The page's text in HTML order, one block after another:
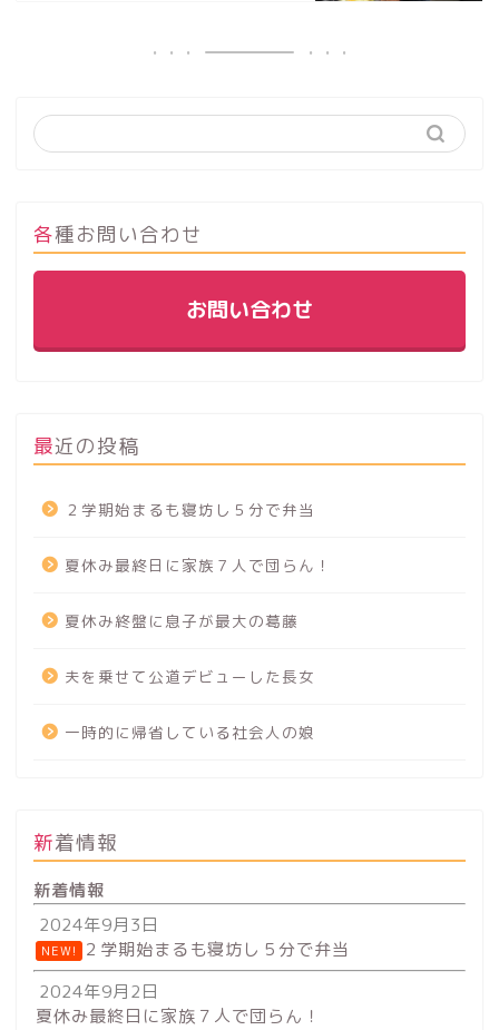
各種お問い合わせ
お問い合わせ
最近の投稿
２学期始まるも寝坊し５分で弁当
夏休み最終日に家族７人で団らん！
夏休み終盤に息子が最大の葛藤
夫を乗せて公道デビューした長女
一時的に帰省している社会人の娘
新着情報
新着情報
2024年9月3日
NEW!
２学期始まるも寝坊し５分で弁当
2024年9月2日
夏休み最終日に家族７人で団らん！